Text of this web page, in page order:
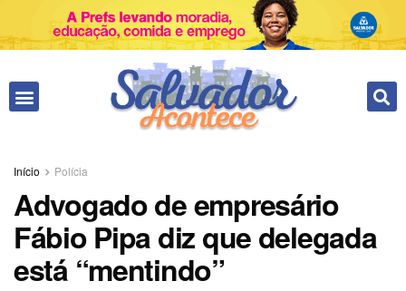
Início Polícia
Advogado de empresário
Fábio Pipa diz que delegada
está “mentindo”